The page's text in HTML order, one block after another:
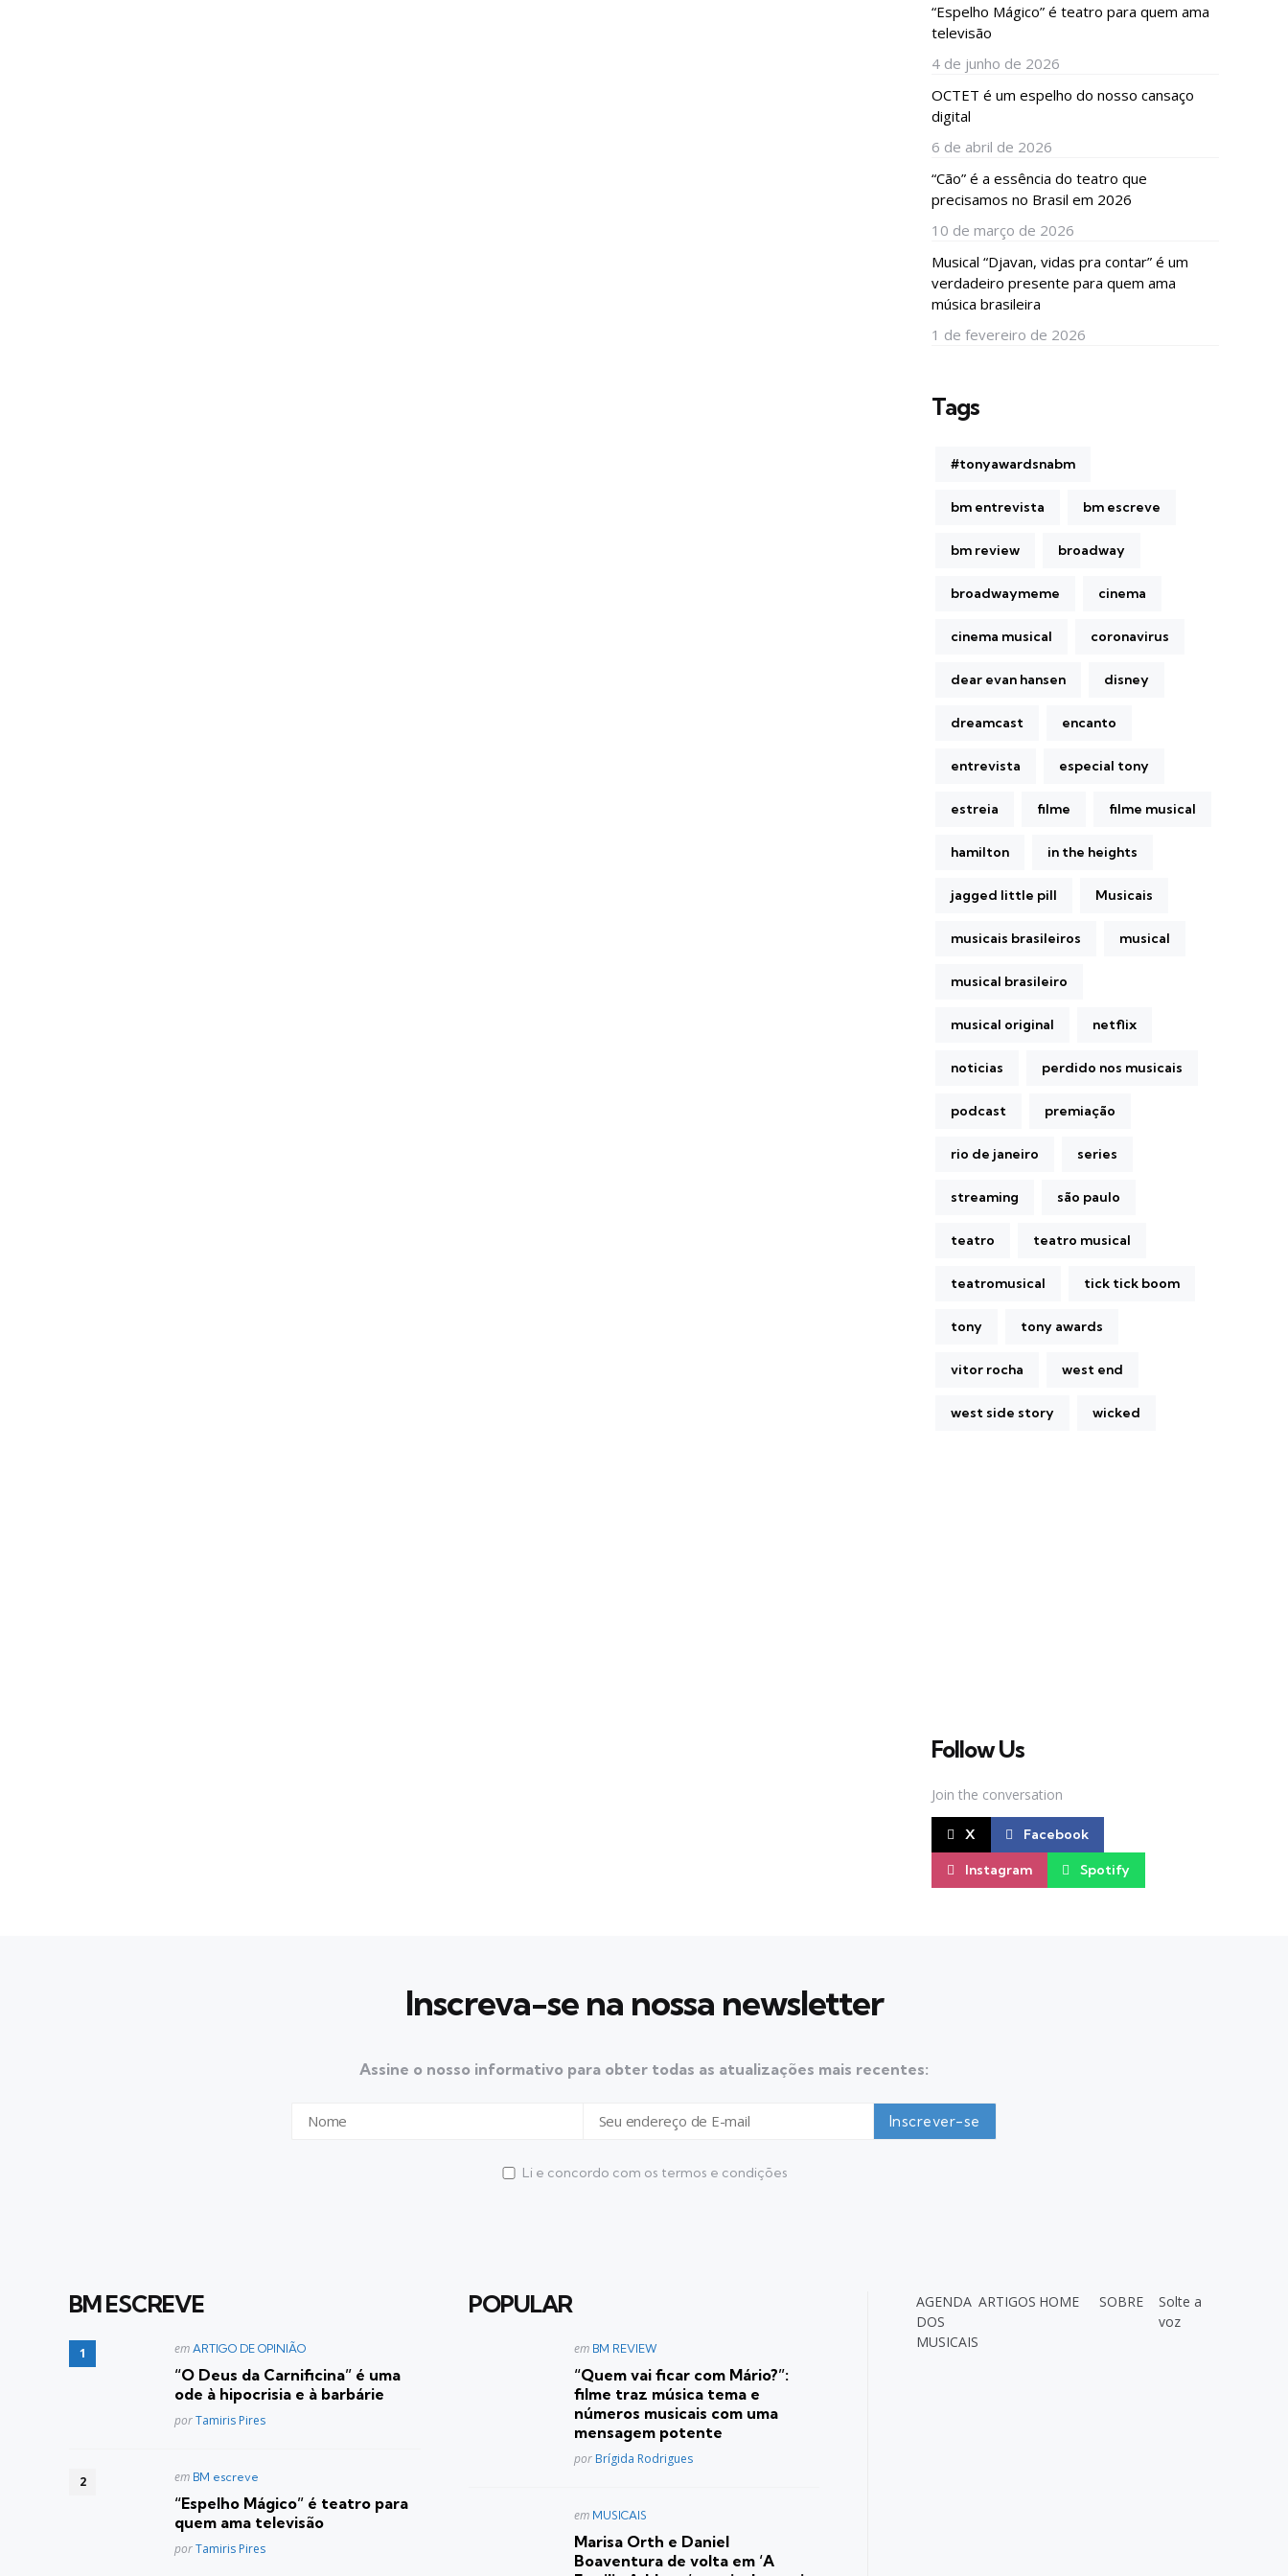
“Espelho Mágico” é teatro para quem ama
televisão
4 de junho de 2026
OCTET é um espelho do nosso cansaço
digital
6 de abril de 2026
“Cão” é a essência do teatro que
precisamos no Brasil em 2026
10 de março de 2026
Musical “Djavan, vidas pra contar” é um
verdadeiro presente para quem ama
música brasileira
1 de fevereiro de 2026
Tags
#tonyawardsnabm
bm entrevista bm escreve
bm review broadway
broadwaymeme cinema
cinema musical coronavirus
dear evan hansen disney
dreamcast encanto
entrevista especial tony
estreia filme filme musical
hamilton in the heights
jagged little pill Musicais
musicais brasileiros musical
musical brasileiro
musical original netflix
noticias perdido nos musicais
podcast premiação
rio de janeiro series
streaming são paulo
teatro teatro musical
teatromusical tick tick boom
tony tony awards
vitor rocha west end
west side story wicked
Follow Us
Join the conversation
X Facebook
Instagram Spotify
Inscreva-se na nossa newsletter
Assine o nosso informativo para obter todas as atualizações mais recentes:
Li e concordo com os termos e condições
BM ESCREVE
Postado
em ARTIGO DE OPINIÃO
“O Deus da Carnificina” é uma
ode à hipocrisia e à barbárie
Posted
porTamiris Pires
Postado
em BM escreve
“Espelho Mágico” é teatro para
quem ama televisão
Posted
porTamiris Pires
POPULAR
Postado
em BM REVIEW
“Quem vai ficar com Mário?”:
filme traz música tema e
números musicais com uma
mensagem potente
Posted
por Brígida Rodrigues
Postado
em MUSICAIS
Marisa Orth e Daniel
Boaventura de volta em ‘A
AGENDA
DOS
MUSICAIS
ARTIGOS HOME SOBRE
Solte a
voz